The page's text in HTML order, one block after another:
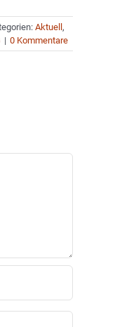
Aktuell ,
| 0 Kommentare